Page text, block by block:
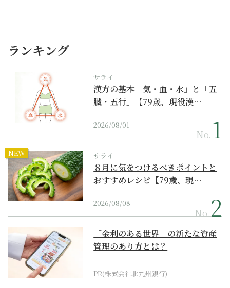
ランキング
サライ
漢方の基本「気・血・水」と「五
臓・五行」【79歳、現役漢…
2026/08/01
No.
NEW サライ
８月に気をつけるべきポイントと
おすすめレシピ【79歳、現…
2026/08/08
No.
「金利のある世界」の新たな資産
管理のあり方とは？
PR(株式会社北九州銀行)